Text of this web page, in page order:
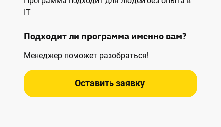
IT
Подходит ли программа именно вам?
Менеджер поможет разобраться!
Оставить заявку